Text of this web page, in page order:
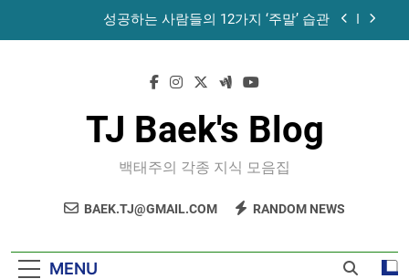
성공하는 사람들의 12가지 ‘주말’ 습관
노화를 늦추기 위한 7가지 방법
성공하는 사람들의 12가지 ‘주말’ 습관
공목에 먹는 마늘과 꿀의 놀라운 효능 – 건강을 위
TJ Baek's Blog
백태주의 각종 지식 모음집
BAEK.TJ@GMAIL.COM RANDOM NEWS
MENU